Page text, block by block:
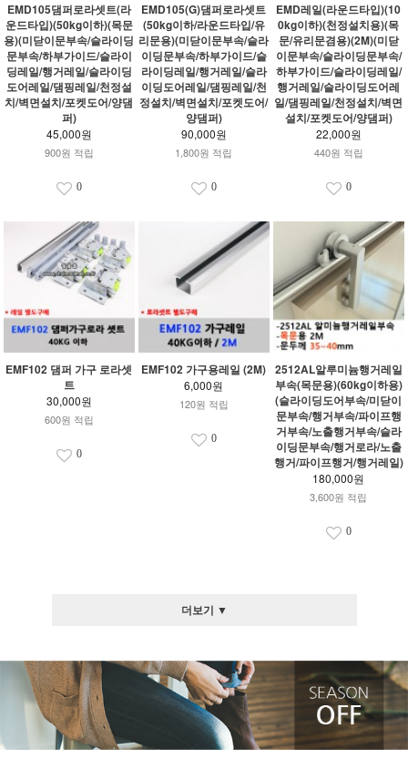
EMD105댐퍼로라셋트(라
운드타입)(50kg이하)(목문
용)(미닫이문부속/슬라이딩
문부속/하부가이드/슬라이
딩레일/행거레일/슬라이딩
도어레일/댐핑레일/천정설
치/벽면설치/포켓도어/양댐
퍼)
45,000원
900원 적립
0
EMD105(G)댐퍼로라셋트
(50kg이하/라운드타입/유
리문용)(미닫이문부속/슬라
이딩문부속/하부가이드/슬
라이딩레일/행거레일/슬라
이딩도어레일/댐핑레일/천
정설치/벽면설치/포켓도어/
양댐퍼)
90,000원
1,800원 적립
0
EMD레일(라운드타입)(10
0kg이하)(천정설치용)(목
문/유리문겸용)(2M)(미닫
이문부속/슬라이딩문부속/
하부가이드/슬라이딩레일/
행거레일/슬라이딩도어레
일/댐핑레일/천정설치/벽면
설치/포켓도어/양댐퍼)
22,000원
440원 적립
0
EMF102 댐퍼 가구 로라셋
트
30,000원
600원 적립
0
EMF102 가구용레일 (2M)
6,000원
120원 적립
0
2512AL알루미늄행거레일
부속(목문용)(60kg이하용)
(슬라이딩도어부속/미닫이
문부속/행거부속/파이프행
거부속/노출행거부속/슬라
이딩문부속/행거로라/노출
행거/파이프행거/행거레일)
180,000원
3,600원 적립
0
더보기 ▼